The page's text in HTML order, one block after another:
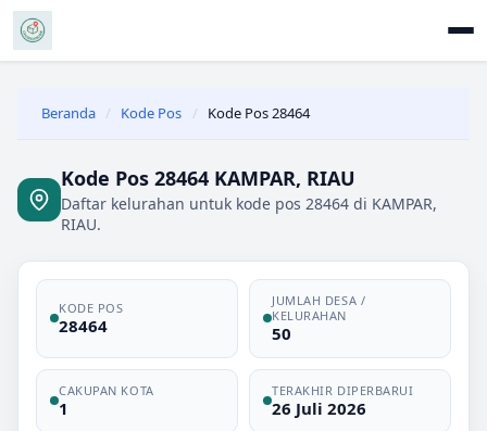
Beranda / Kode Pos / Kode Pos 28464
Kode Pos 28464 KAMPAR, RIAU
Daftar kelurahan untuk kode pos 28464 di KAMPAR,
RIAU.
KODE POS
28464
JUMLAH DESA /
KELURAHAN
50
CAKUPAN KOTA
1
TERAKHIR DIPERBARUI
26 Juli 2026